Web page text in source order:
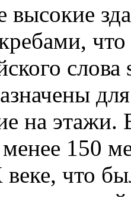
на этажи.
150
что